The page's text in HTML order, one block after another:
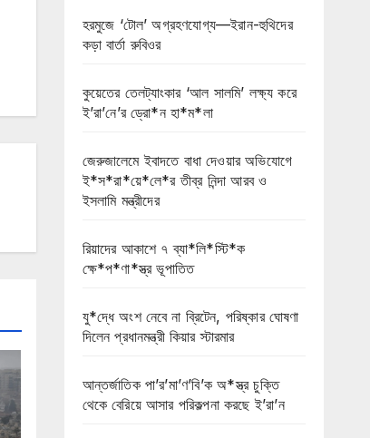
হরমুজে ‘টোল’ অগ্রহণযোগ্য—ইরান-হুথিদের
কড়া বার্তা রুবিওর
কুয়েতের তেলট্যাংকার ‘আল সালমি’ লক্ষ্য করে
ই’রা’নে’র ড্রো*ন হা*ম*লা
জেরুজালেমে ইবাদতে বাধা দেওয়ার অভিযোগে
ই*স*রা*য়ে*লে*র তীব্র নিন্দা আরব ও
ইসলামি মন্ত্রীদের
রিয়াদের আকাশে ৭ ব্যা*লি*স্টি*ক
ক্ষে*প*ণা*স্ত্র ভূপাতিত
যু*দ্ধে অংশ নেবে না ব্রিটেন, পরিষ্কার ঘোষণা
দিলেন প্রধানমন্ত্রী কিয়ার স্টারমার
আন্তর্জাতিক পা’র’মা’ণ’বি’ক অ*স্ত্র চুক্তি
থেকে বেরিয়ে আসার পরিকল্পনা করছে ই’রা’ন